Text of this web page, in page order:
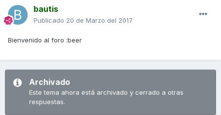
bautis
Publicado 20 de Marzo del 2017
Bienvenido al foro :beer
Archivado
Este tema ahora está archivado y cerrado a otras
respuestas.